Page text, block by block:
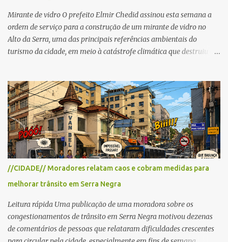
Mirante de vidro O prefeito Elmir Chedid assinou esta semana a
ordem de serviço para a construção de um mirante de vidro no
Alto da Serra, uma das principais referências ambientais do
turismo da cidade, em meio à catástrofe climática que destruiu o
ambiental nas políticas públicas. Preservação permanente O Alto
da Serra está localizado em uma das Áreas de Preservação
Permanente no município, chamadas de APP no Código Florestal
Brasileiro, Lei nº 12.651/12. As APPS são protegidas com a função
ambiental de preservar os recursos hídricos, a paisagem, a
proteção do solo e a biodiversidade para assegurar a qualidade de
vida da população. No local já estão instaladas torres de
transmissão de televisão e telefonia celular, contêineres de uso
comercial, sanitário público, pequenas construções e uma rampa
obra? Im...
//CIDADE// Moradores relatam caos e cobram medidas para
melhorar trânsito em Serra Negra
Leitura rápida Uma publicação de uma moradora sobre os
congestionamentos de trânsito em Serra Negra motivou dezenas
de comentários de pessoas que relataram dificuldades crescentes